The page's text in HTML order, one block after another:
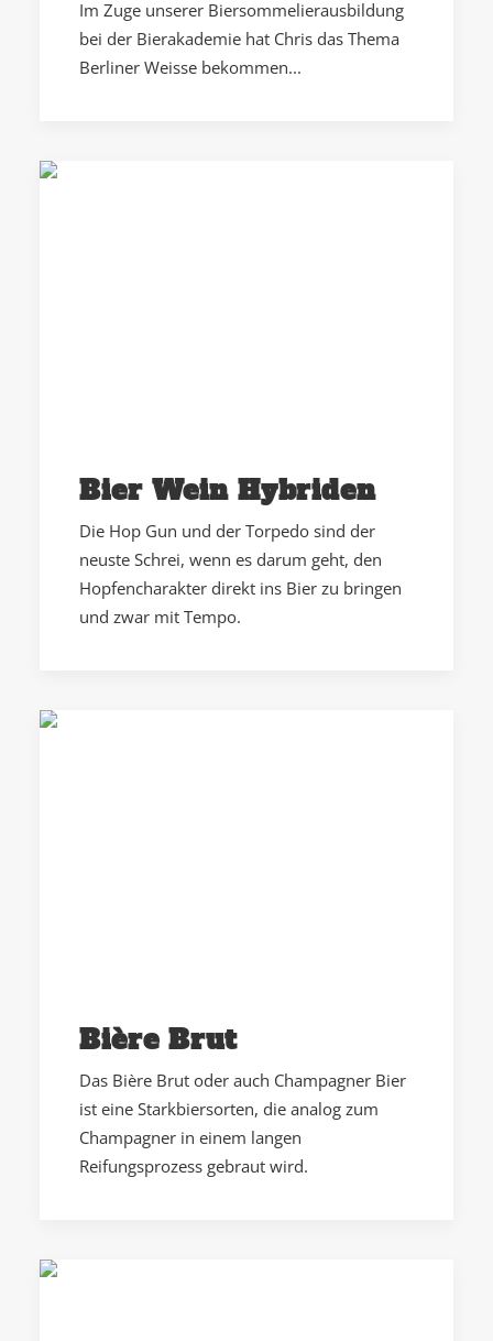
Im Zuge unserer Biersommelierausbildung
bei der Bierakademie hat Chris das Thema
Berliner Weisse bekommen...
Bier Wein Hybriden
Die Hop Gun und der Torpedo sind der
neuste Schrei, wenn es darum geht, den
Hopfencharakter direkt ins Bier zu bringen
und zwar mit Tempo.
Bière Brut
Das Bière Brut oder auch Champagner Bier
ist eine Starkbiersorten, die analog zum
Champagner in einem langen
Reifungsprozess gebraut wird.